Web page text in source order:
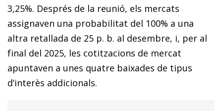
3,25%. Després de la reunió, els mercats
assignaven una probabilitat del 100% a una
altra retallada de 25 p. b. al desembre, i, per al
final del 2025, les cotitzacions de mercat
apuntaven a unes quatre baixades de tipus
d’interès addicionals.